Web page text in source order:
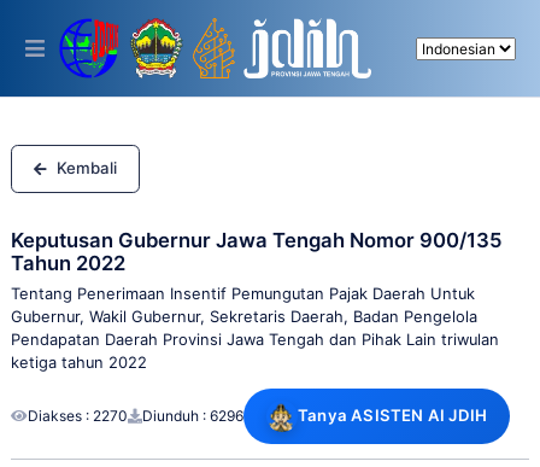
This
includes
accessibility
system.
Kembali
Keputusan Gubernur Jawa Tengah Nomor 900/135
Tahun 2022
Tentang Penerimaan Insentif Pemungutan Pajak Daerah Untuk
Gubernur, Wakil Gubernur, Sekretaris Daerah, Badan Pengelola
Pendapatan Daerah Provinsi Jawa Tengah dan Pihak Lain triwulan
ketiga tahun 2022
Diakses : 2270 Diunduh : 6296 Tanya ASISTEN AI JDIH